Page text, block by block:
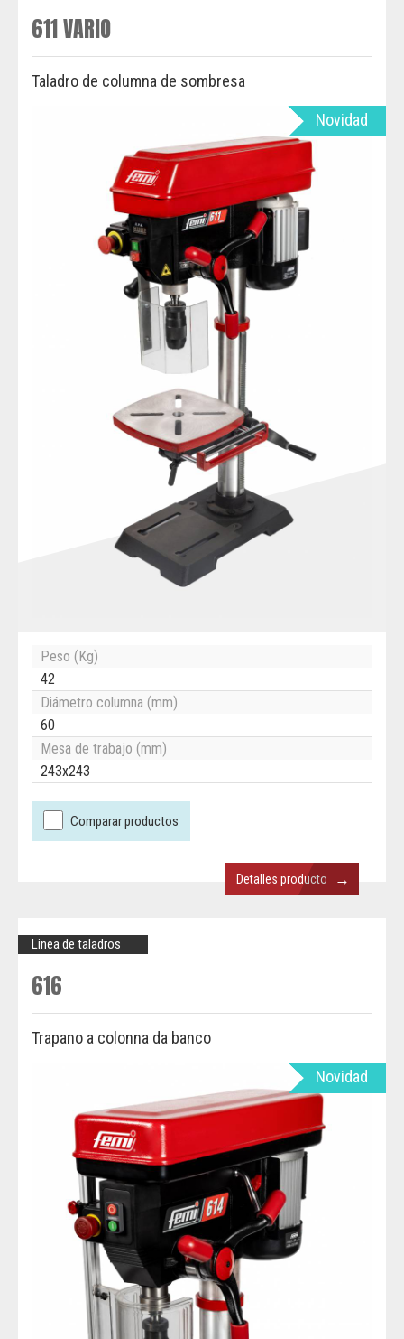
611 VARIO
Taladro de columna de sombresa
Novidad
Peso (Kg)
42
Diámetro columna (mm)
60
Mesa de trabajo (mm)
243x243
Comparar productos
Detalles producto →
Linea de taladros
616
Trapano a colonna da banco
Novidad